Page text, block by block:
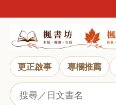
更正啟事 專欄推薦